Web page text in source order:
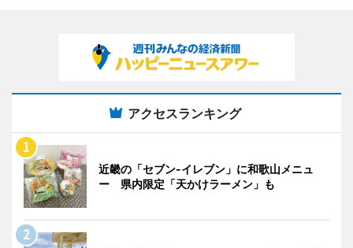
アクセスランキング
近畿の「セブン-イレブン」に和歌山メニュ
ー 県内限定「天かけラーメン」も